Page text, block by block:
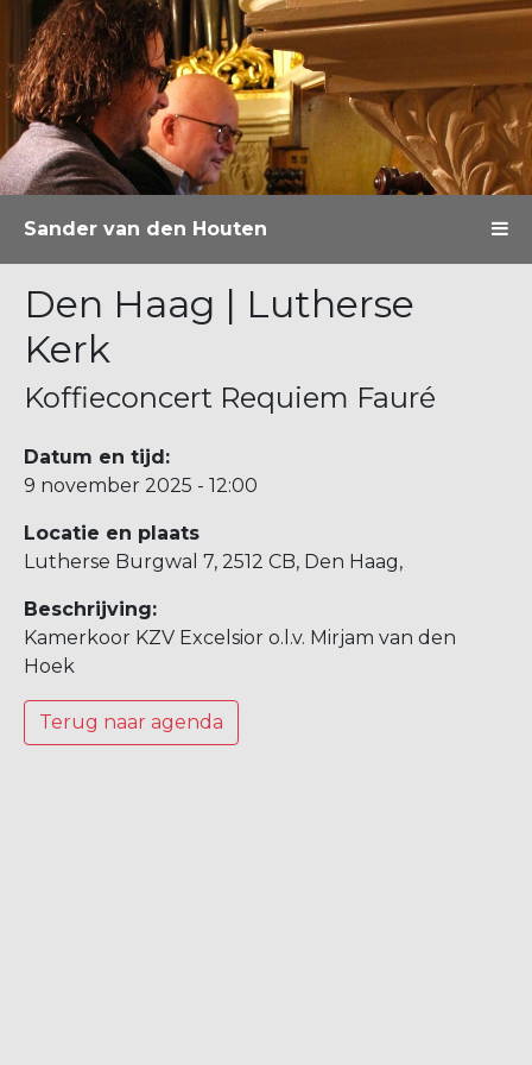
Sander van den Houten
Den Haag | Lutherse
Kerk
Koffieconcert Requiem Fauré
Datum en tijd:
9 november 2025 - 12:00
Locatie en plaats
Lutherse Burgwal 7, 2512 CB, Den Haag,
Beschrijving:
Kamerkoor KZV Excelsior o.l.v. Mirjam van den
Hoek
Terug naar agenda